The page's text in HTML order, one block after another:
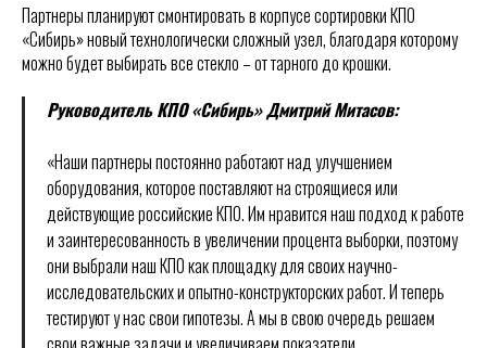
Партнеры планируют смонтировать в корпусе сортировки КПО
«Сибирь» новый технологически сложный узел, благодаря которому
можно будет выбирать все стекло – от тарного до крошки.
Руководитель КПО «Сибирь» Дмитрий Митасов:
«Наши партнеры постоянно работают над улучшением
оборудования, которое поставляют на строящиеся или
действующие российские КПО. Им нравится наш подход к работе
и заинтересованность в увеличении процента выборки, поэтому
они выбрали наш КПО как площадку для своих научно-
исследовательских и опытно-конструкторских работ. И теперь
тестируют у нас свои гипотезы. А мы в свою очередь решаем